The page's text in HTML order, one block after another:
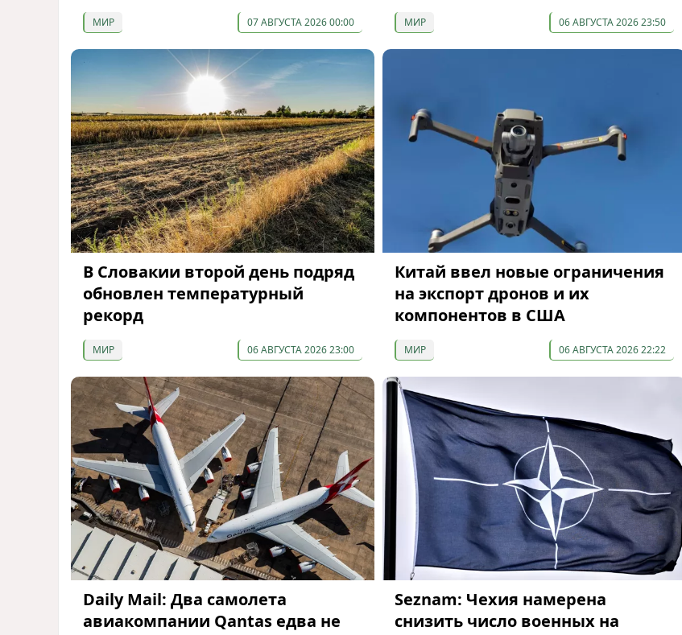
МИР 07 АВГУСТА 2026 00:00 МИР 06 АВГУСТА 2026 23:50
В Словакии второй день подряд
обновлен температурный
рекорд
МИР 06 АВГУСТА 2026 23:00
Китай ввел новые ограничения
на экспорт дронов и их
компонентов в США
МИР 06 АВГУСТА 2026 22:22
Daily Mail: Два самолета
авиакомпании Qantas едва не
Seznam: Чехия намерена
снизить число военных на